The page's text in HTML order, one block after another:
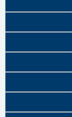
アイボリ
EK120kg/段アン
EK120kg/段アン
新セ
軽中量150kg/段
部材仕様図
EK200kg/段 商品
部材仕様図
アイボリ
EK300kg/段 商品
アイボリ